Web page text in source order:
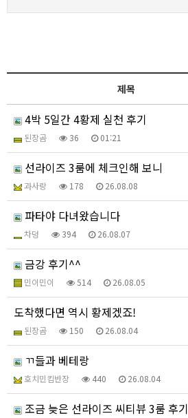
제목
4박 5일간 4황제 실천 후기
된장곰 36 01:21
선라이즈 3룸에 체크인해 보니
과사랑 178 26.08.08
파타야 다녀왔습니다
차덩 394 26.08.07
금강 후기^^
민이민이 514 26.08.05
도착했다면 역시 황제겠죠!
된장곰 150 26.08.04
ㄲ들과 베테랑
호치민킴반장 440 26.08.04
조금 늦은 선라이즈 씨티뷰 3룸 후기